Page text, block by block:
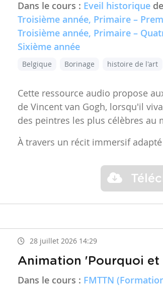
Dans le cours : Eveil historique
Troisième année, Primaire –
Troisième année, Primaire –
Sixième année
Belgique Borinage histoire de l'art
Cette ressource audio propose
de Vincent van Gogh, lorsqu'il
des peintres les plus célèbres au
À travers un récit immersif
28 juillet 2026 14:29
Animation 'Pourquoi et
Dans le cours : FMTTN